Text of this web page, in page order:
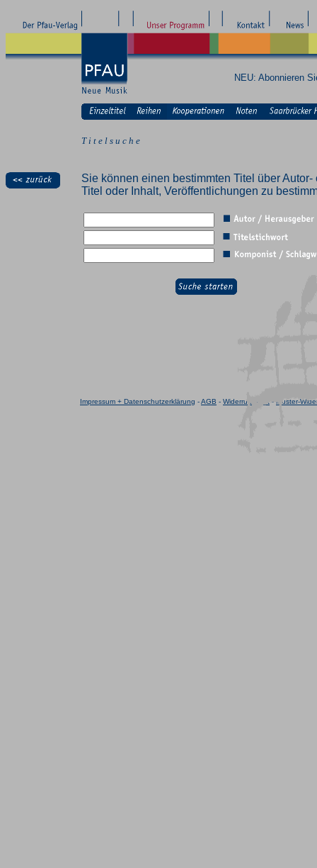
NEU: Abonnieren
T i t e l s u c h e
Sie können einen bestimmten Titel über
Titel oder Inhalt, Veröffentlichungen zu
Impressum + Datenschutzerklärung -AGB - Widerrufsrecht - Muster-